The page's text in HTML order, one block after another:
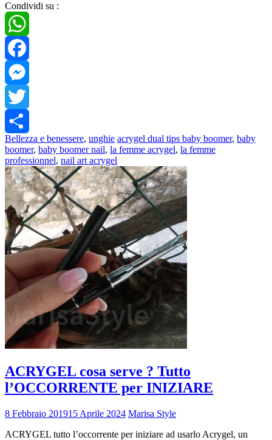
Condividi su :
WhatsApp
Facebook
Messenger
Twitter
Share
Bellezza e benessere, unghie acrygel dual tips baby boomer, baby
boomer, baby boomer nail, la femme acrygel, la femme
professionnel, nail art acrygel
ACRYGEL cosa serve ? Tutto
l’OCCORRENTE per INIZIARE
8 Febbraio 201915 Aprile 2024 Marisa Style
ACRYGEL tutto l’occorrente per iniziare ad usarlo Acrygel, un